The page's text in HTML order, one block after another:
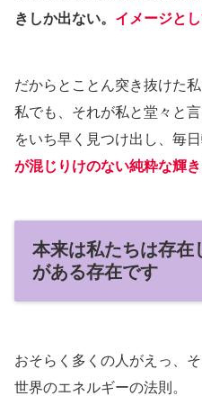
きしか出ない。 イメージと
だからとことん突き抜けた
私でも、それが私と堂々と
をいち早く見つけ出し、毎
が混じりけのない純粋な輝き
本来は私たちは存在
がある存在です
おそらく多くの人がえっ、
世界のエネルギーの法則。